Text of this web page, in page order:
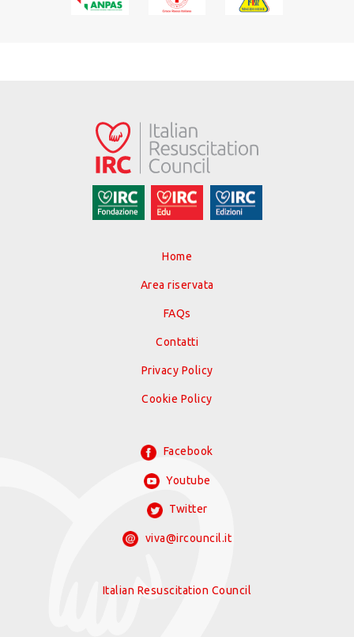
Home
Area riservata
FAQs
Contatti
Privacy Policy
Cookie Policy
Facebook
Youtube
Twitter
viva@ircouncil.it
Italian Resuscitation Council